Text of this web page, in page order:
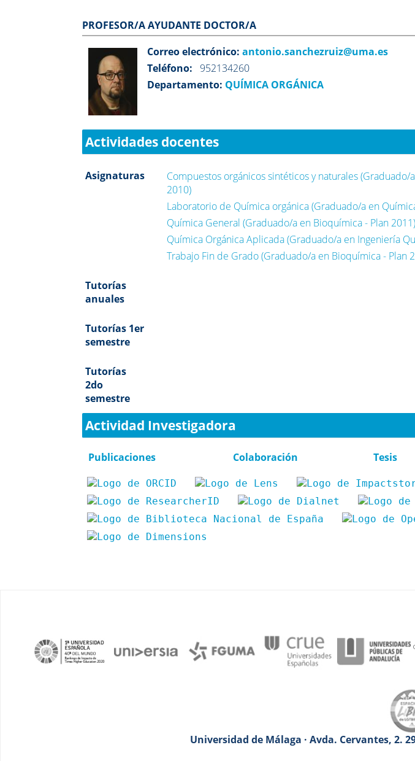
PROFESOR/A AYUDANTE DOCTOR/A
Correo electrónico: antonio.sanchezruiz@uma.es
Teléfono: 952134260
Departamento: QUÍMICA ORGÁNICA
Actividades docentes
Asignaturas
Compuestos orgánicos sintéticos y naturales (Graduado/
2010)
Laboratorio de Química orgánica (Graduado/a en
Química General (Graduado/a en Bioquímica - Plan 2011)
Química Orgánica Aplicada (Graduado/a en Ingeniería
Trabajo Fin de Grado (Graduado/a en Bioquímica - Plan
Tutorías
anuales
Tutorías 1er
semestre
Tutorías
2do
semestre
Actividad Investigadora
Publicaciones Colaboración Tesis
Universidad de Málaga · Avda. Cervantes, 2.